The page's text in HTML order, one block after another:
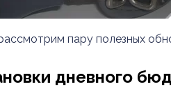
пару полезных
дневного